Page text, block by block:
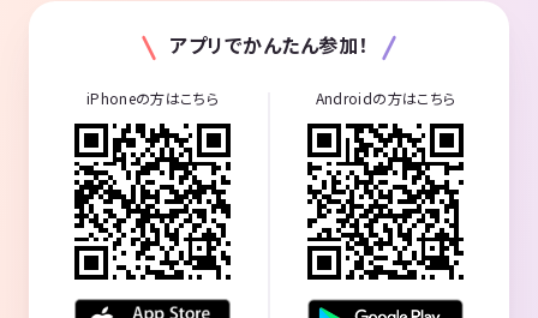
アプリでかんたん参加！
iPhoneの方はこちら Androidの方はこちら